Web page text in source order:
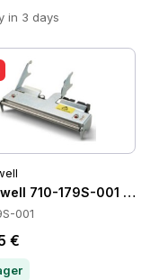
in 3 days
710-179S-001
001
€